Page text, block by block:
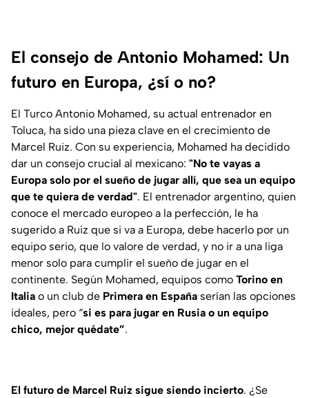
El consejo de Antonio Mohamed: Un
futuro en Europa, ¿sí o no?
El Turco Antonio Mohamed, su actual entrenador en
Toluca, ha sido una pieza clave en el crecimiento de
Marcel Ruiz. Con su experiencia, Mohamed ha decidido
dar un consejo crucial al mexicano: "No te vayas a
Europa solo por el sueño de jugar allí, que sea un equipo
que te quiera de verdad". El entrenador argentino, quien
conoce el mercado europeo a la perfección, le ha
sugerido a Ruiz que si va a Europa, debe hacerlo por un
equipo serio, que lo valore de verdad, y no ir a una liga
menor solo para cumplir el sueño de jugar en el
continente. Según Mohamed, equipos como Torino en
Italia o un club de Primera en España serían las opciones
ideales, pero “si es para jugar en Rusia o un equipo
chico, mejor quédate”.
El futuro de Marcel Ruiz sigue siendo incierto. ¿Se